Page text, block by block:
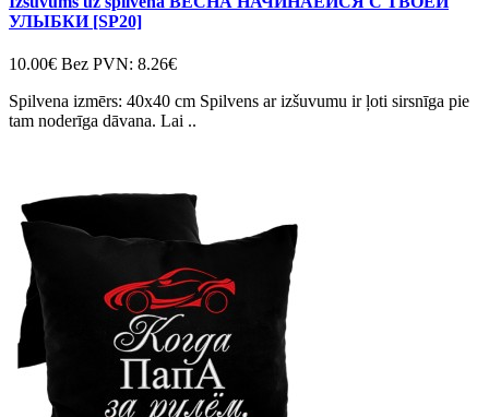
УЛЫБКИ [SP20]
10.00€ Bez PVN: 8.26€
Spilvena izmērs: 40x40 cm Spilvens ar izšuvumu ir ļoti sirsnīga pie
tam noderīga dāvana. Lai ..